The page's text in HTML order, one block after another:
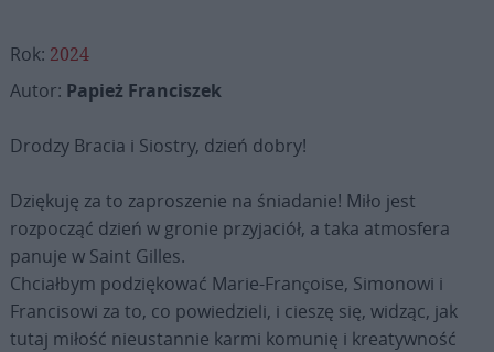
Rok: 2024
Autor: Papież Franciszek
Drodzy Bracia i Siostry, dzień dobry!
Dziękuję za to zaproszenie na śniadanie! Miło jest
rozpocząć dzień w gronie przyjaciół, a taka atmosfera
panuje w Saint Gilles.
Chciałbym podziękować Marie-Françoise, Simonowi i
Francisowi za to, co powiedzieli, i cieszę się, widząc, jak
tutaj miłość nieustannie karmi komunię i kreatywność